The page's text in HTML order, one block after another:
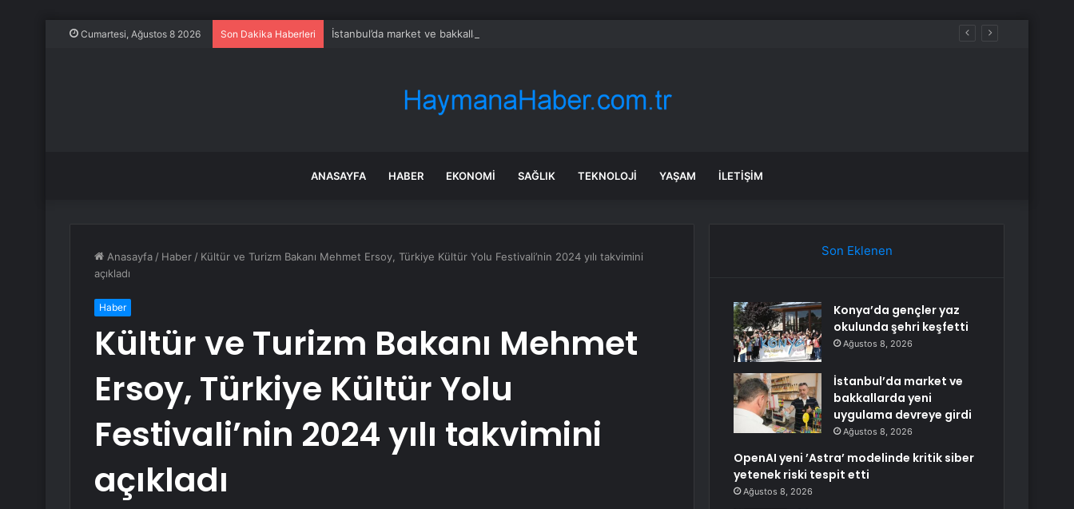
Cumartesi, Ağustos 8 2026 Son Dakika Haberleri İstanbul’da market ve bakkallarda yeni uygulama devreye girdi
ANASAYFA HABER EKONOMI SAĞLIK TEKNOLOJI YAŞAM İLETIŞIM
Anasayfa / Haber / Kültür ve Turizm Bakanı Mehmet Ersoy, Türkiye Kültür Yolu Festivali’nin 2024 yılı takvimini
açıkladı
Haber
Kültür ve Turizm Bakanı Mehmet
Ersoy, Türkiye Kültür Yolu
Festivali’nin 2024 yılı takvimini
açıkladı
Son Eklenen
Konya’da gençler yaz
okulunda şehri keşfetti
Ağustos 8, 2026
İstanbul’da market ve
bakkallarda yeni
uygulama devreye girdi
Ağustos 8, 2026
OpenAI yeni ’Astra’ modelinde kritik siber
yetenek riski tespit etti
Ağustos 8, 2026